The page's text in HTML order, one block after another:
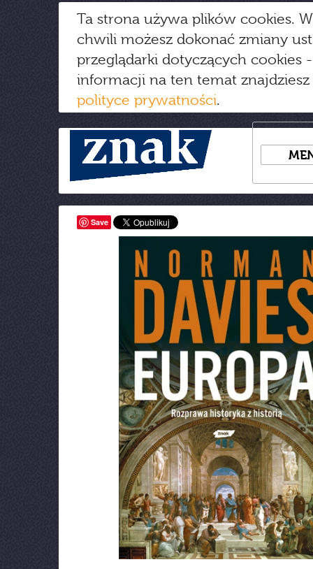
Ta strona używa plików cookies.
chwili możesz dokonać zmiany
przeglądarki dotyczących cookies
informacji na ten temat
polityce prywatności.
Save